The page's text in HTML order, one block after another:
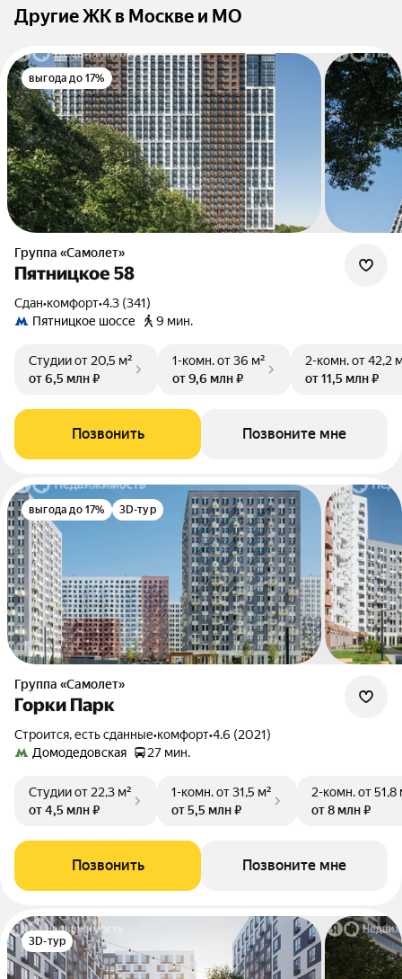
Другие ЖК в Москве и МО
выгода до 17%
Группа «Самолет»
Пятницкое 58
Сдан•комфорт•4.3 (341)
Пятницкое шоссе
9 мин.
Студииот 20,5 м²
от 6,5 млн ₽
1-комн.от 36 м²
от 9,6 млн ₽
2-комн.от 42,2
от 11,5 млн ₽
Позвонить Позвоните мне
выгода до 17% 3D-тур
Группа «Самолет»
Горки Парк
Строится, есть сданные•комфорт•4.6 (2021)
Домодедовская
27 мин.
Студииот 22,3 м²
от 4,5 млн ₽
1-комн.от 31,5 м²
от 5,5 млн ₽
2-комн.от 51,8
от 8 млн ₽
Позвонить Позвоните мне
3D-тур